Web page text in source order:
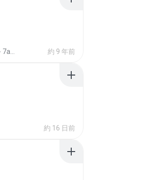
約 9 年前
約 16 日前